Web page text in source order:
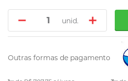
unid.
Outras formas de pagamento